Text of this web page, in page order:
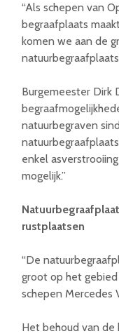
“Als schepen van
begraafplaats
komen we aan de
Burgemeester Dirk
natuurbegraven
enkel
mogelijk.”
rustplaatsen
“De
groot op het gebied
schepen Mercedes
Het behoud van